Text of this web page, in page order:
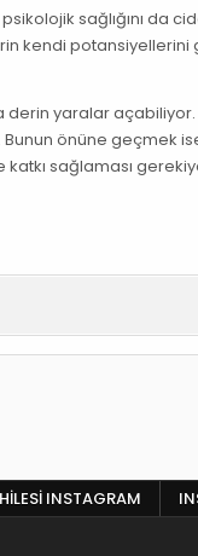
sağlığını da
kendi
derin yaralar
önüne geçmek
sağlaması
INSTAGRAM